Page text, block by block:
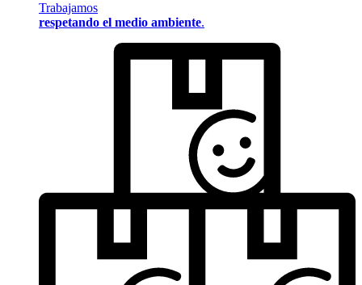
Trabajamos
respetando el medio ambiente.